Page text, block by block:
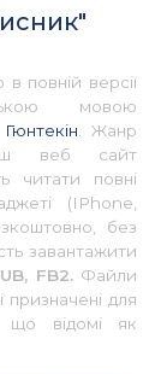
повній версії
мовою
. Жанр
веб сайт
читати повні
(IPhone,
без
завантажити
FB2.Файли
для
що відомі як